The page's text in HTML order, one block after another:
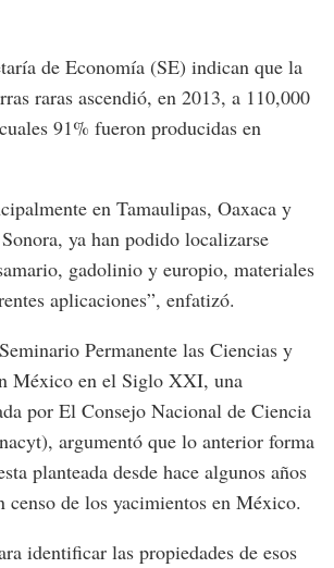
de Economía (SE) indican que la
raras ascendió, en 2013, a 110,000
91% fueron producidas en
en Tamaulipas, Oaxaca y
ya han podido localizarse
gadolinio y europio, materiales
aplicaciones”, enfatizó.
Permanente las Ciencias y
México en el Siglo XXI, una
por El Consejo Nacional de Ciencia
argumentó que lo anterior forma
planteada desde hace algunos años
censo de los yacimientos en México.
identificar las propiedades de esos